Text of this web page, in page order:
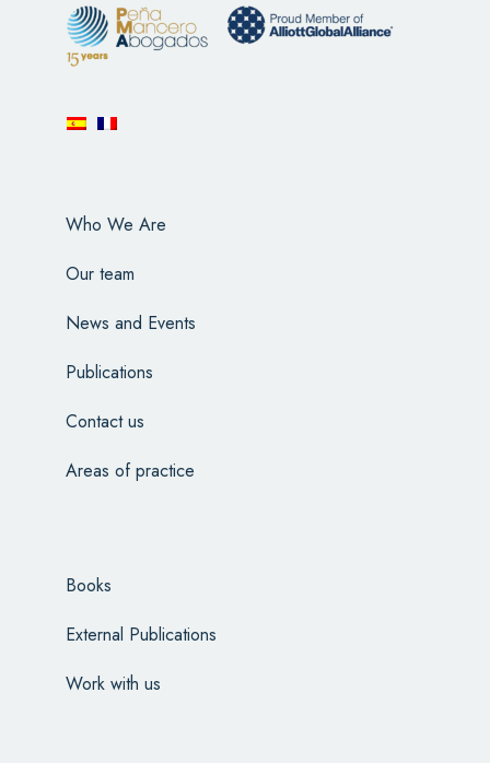
Who We Are
Our team
News and Events
Publications
Contact us
Areas of practice
Books
External Publications
Work with us